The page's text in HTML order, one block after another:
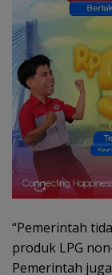
“Pemerintah
produk LPG
Pemerintah